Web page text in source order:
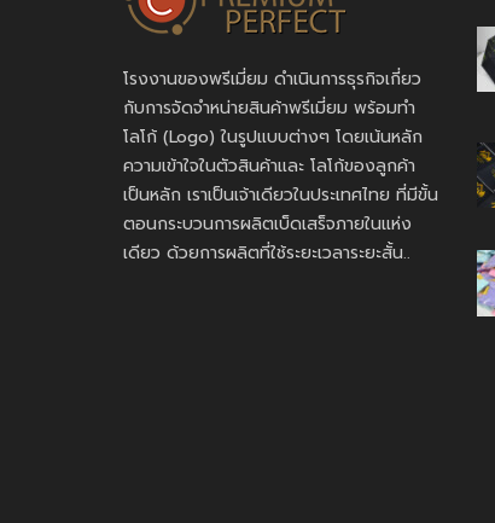
โรงงานของพรีเมี่ยม ดำเนินการธุรกิจเกี่ยว
กับการจัดจำหน่ายสินค้าพรีเมี่ยม พร้อมทำ
โลโก้ (Logo) ในรูปแบบต่างๆ โดยเน้นหลัก
ความเข้าใจในตัวสินค้าและ โลโก้ของลูกค้า
เป็นหลัก เราเป็นเจ้าเดียวในประเทศไทย ที่มีขั้น
ตอนกระบวนการผลิตเบ็ดเสร็จภายในแห่ง
เดียว ด้วยการผลิตที่ใช้ระยะเวลาระยะสั้น..